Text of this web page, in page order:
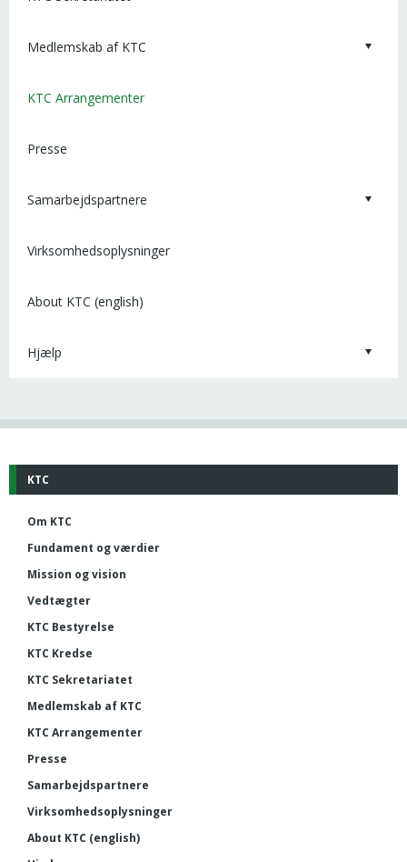
Medlemskab af KTC
KTC Arrangementer
Presse
Samarbejdspartnere
Virksomhedsoplysninger
About KTC (english)
Hjælp
KTC
Om KTC
Fundament og værdier
Mission og vision
Vedtægter
KTC Bestyrelse
KTC Kredse
KTC Sekretariatet
Medlemskab af KTC
KTC Arrangementer
Presse
Samarbejdspartnere
Virksomhedsoplysninger
About KTC (english)